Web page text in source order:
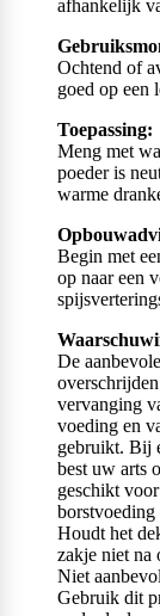
afhankelijk
Ochtend of
goed op een
Toepassing:
Meng met
poeder is
warme
Begin met
op naar een
De
vervanging
voeding en
gebruikt. Bij
best uw arts
geschikt
borstvoeding
Houdt het
zakje niet na
Niet
Gebruik dit